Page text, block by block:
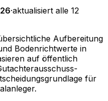
·aktualisiert alle 12
Aufbereitung
Bodenrichtwerte in
auf öffentlich
für